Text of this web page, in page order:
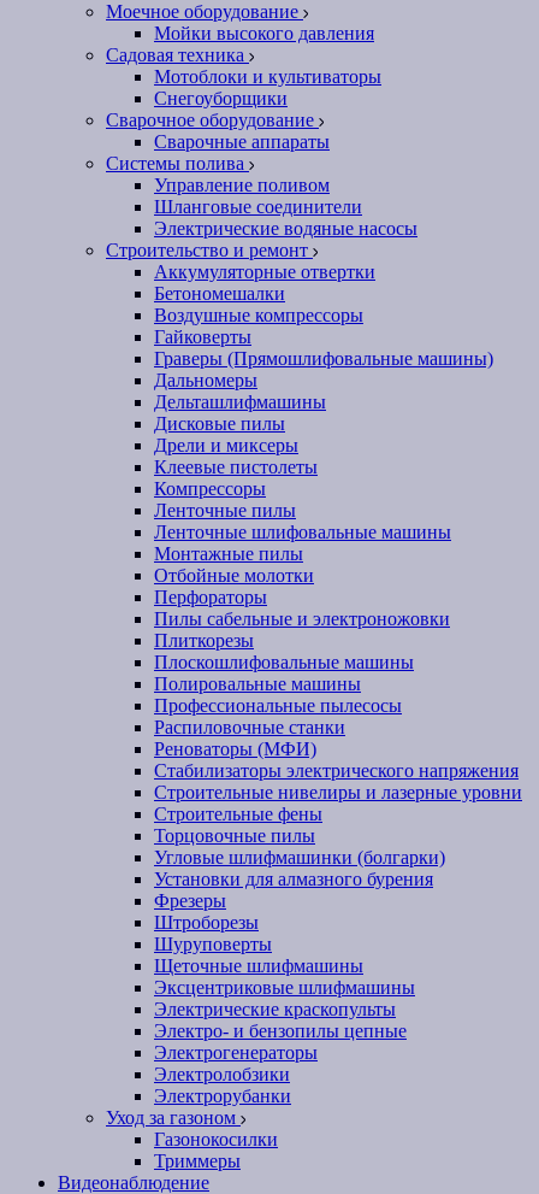
Моечное оборудование
Мойки высокого давления
Садовая техника
Мотоблоки и культиваторы
Снегоуборщики
Сварочное оборудование
Сварочные аппараты
Системы полива
Управление поливом
Шланговые соединители
Электрические водяные насосы
Строительство и ремонт
Аккумуляторные отвертки
Бетономешалки
Воздушные компрессоры
Гайковерты
Граверы (Прямошлифовальные машины)
Дальномеры
Дельташлифмашины
Дисковые пилы
Дрели и миксеры
Клеевые пистолеты
Компрессоры
Ленточные пилы
Ленточные шлифовальные машины
Монтажные пилы
Отбойные молотки
Перфораторы
Пилы сабельные и электроножовки
Плиткорезы
Плоскошлифовальные машины
Полировальные машины
Профессиональные пылесосы
Распиловочные станки
Реноваторы (МФИ)
Стабилизаторы электрического напряжения
Строительные нивелиры и лазерные уровни
Строительные фены
Торцовочные пилы
Угловые шлифмашинки (болгарки)
Установки для алмазного бурения
Фрезеры
Штроборезы
Шуруповерты
Щеточные шлифмашины
Эксцентриковые шлифмашины
Электрические краскопульты
Электро- и бензопилы цепные
Электрогенераторы
Электролобзики
Электрорубанки
Уход за газоном
Газонокосилки
Триммеры
Видеонаблюдение